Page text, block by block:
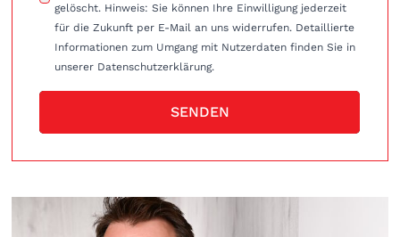
gelöscht. Hinweis: Sie können Ihre Einwilligung jederzeit
für die Zukunft per E-Mail an uns widerrufen. Detaillierte
Informationen zum Umgang mit Nutzerdaten finden Sie in
unserer Datenschutzerklärung.
SENDEN